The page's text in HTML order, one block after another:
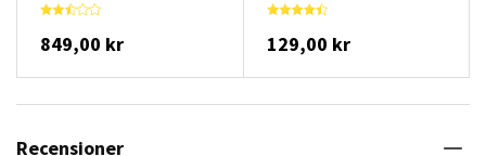
849,00 kr 129,00 kr
Recensioner